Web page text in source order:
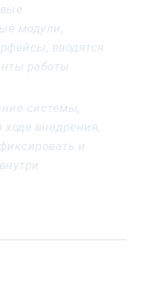
модули,
вводятся
работы.
системы,
внедрения,
и